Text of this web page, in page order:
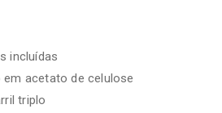
incluídas
em acetato de celulose
triplo